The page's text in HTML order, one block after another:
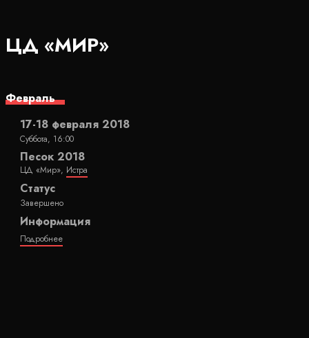
ЦД «МИР»
Февраль
17-18 февраля 2018
Суббота, 16:00
Песок 2018
ЦД «Мир», Истра
Статус
Завершено
Информация
Подробнее